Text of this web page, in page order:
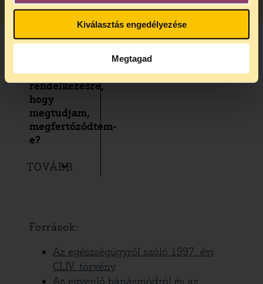
Kiválasztás engedélyezése
Megtagad
állnak
rendelkezésre,
hogy
megtudjam,
megfertőződtem-
e?
TOVÁBB
Források:
Az egészségügyről szóló 1997. évi
CLIV. törvény
Az egyenlő bánásmódról és az